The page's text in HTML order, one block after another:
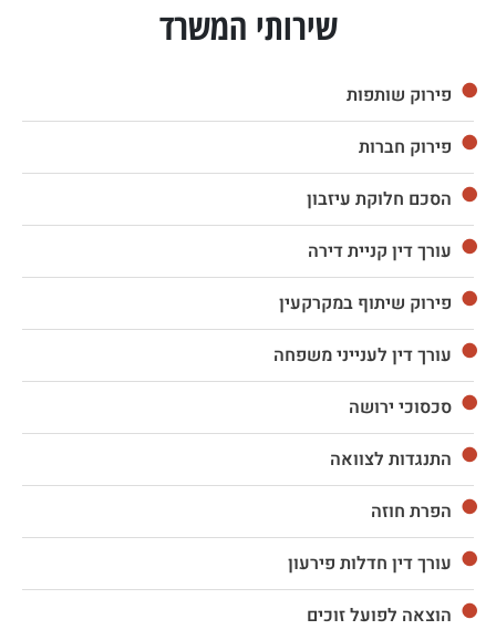
שירותי המשרד
פירוק שותפות
פירוק חברות
הסכם חלוקת עיזבון
עורך דין קניית דירה
פירוק שיתוף במקרקעין
עורך דין לענייני משפחה
סכסוכי ירושה
התנגדות לצוואה
הפרת חוזה
עורך דין חדלות פירעון
הוצאה לפועל זוכים